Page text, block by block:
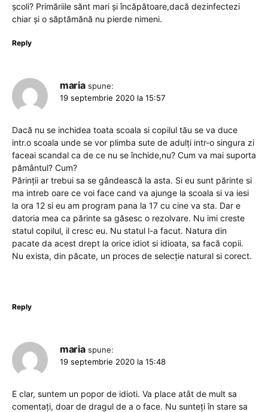
școli? Primăriile sănt mari și încăpătoare,dacă dezinfectezi
chiar și o săptămănă nu pierde nimeni.
Reply
maria spune:
19 septembrie 2020 la 15:57
Dacă nu se inchidea toata scoala si copilul tău se va duce
intr.o scoala unde se vor plimba sute de adulți intr-o singura zi
faceai scandal ca de ce nu se închide,nu? Cum va mai suporta
pământul? Cum?
Părinții ar trebui sa se gândească la asta. Si eu sunt părinte si
ma intreb oare ce voi face cand va ajunge la scoala si va iesi
la ora 12 si eu am program pana la 17 cu cine va sta. Dar e
datoria mea ca părinte sa găsesc o rezolvare. Nu imi creste
statul copilul, il cresc eu. Nu statul l-a facut. Natura din
pacate da acest drept la orice idiot si idioata, sa facă copii.
Nu exista, din păcate, un proces de selecție natural si corect.
Reply
maria spune:
19 septembrie 2020 la 15:48
E clar, suntem un popor de idioti. Va place atât de mult sa
comentați, doar de dragul de a o face. Nu sunteți în stare sa